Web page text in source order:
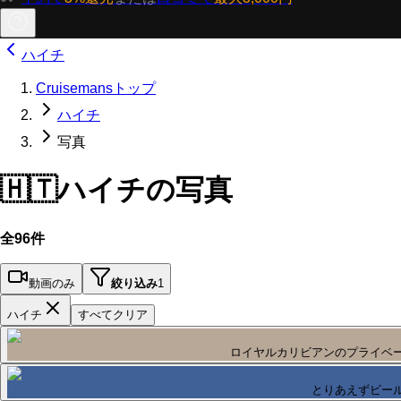
ハイチ
Cruisemansトップ
ハイチ
写真
🇭🇹ハイチの写真
全96件
動画のみ 絞り込み1
ハイチ すべてクリア
ロイヤルカリビアンのプライベ
とりあえずビー